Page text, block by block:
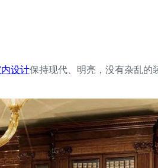
设计保持现代、明亮，没有杂乱的